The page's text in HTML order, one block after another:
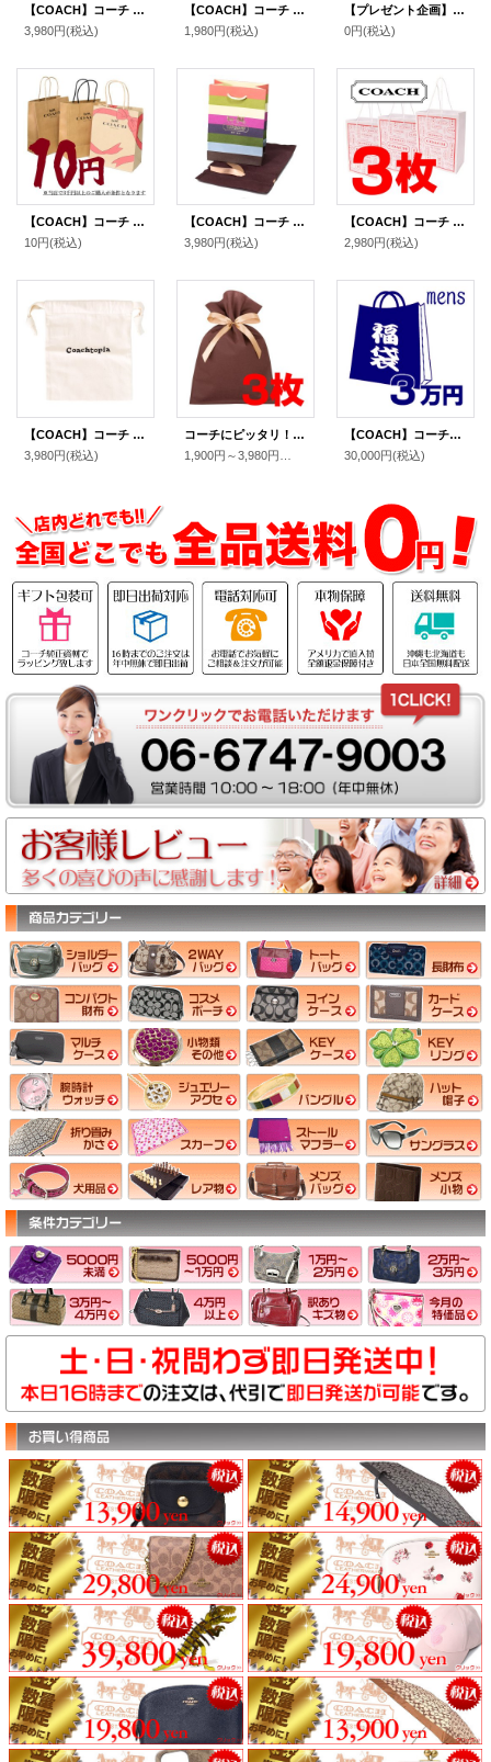
【COACH】コーチ 純正ボックスM 〔5個セット〕（送料無料）
3,980円(税込)
【COACH】コーチ 純正紙袋Sサイズ ブラウン〔2枚セット〕（送料無料）
1,980円(税込)
【プレゼント企画】 全国共通百貨店ギフト券1枚 （1000円相当）
0円(税込)
【COACH】コーチ 純正紙袋 ショップバッグ プレゼントキット 1枚【単品注文不可】（送料無料）
10円(税込)
【COACH】コーチ 純正紙袋 ボーダー ミニ リボン付き 巾着布袋 セット プレゼントキット ギフトキット ギフトセット ラッピングセット マルチ（送料無料）
3,980円(税込)
【COACH】コーチ 純正訳あり紙袋Sサイズ 〔3枚セット〕（送料無料）
2,980円(税込)
【COACH】コーチ 布袋 コーチトピア Coachtopia 純正保存袋 巾着 コットン100％ 単品 1枚（送料無料）
3,980円(税込)
コーチにピッタリ！リボン付き特製高級布袋 ブラウン 〔3枚セット〕（送料無料）
【COACH】コーチの超お得メンズ福袋〔3万円〕（送料無料）
30,000円(税込)